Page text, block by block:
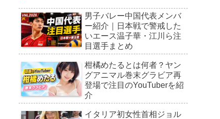
男子バレー中国代表メンバ
ー紹介｜日本戦で警戒した
いエース温子華・江川ら注
目選手まとめ
柑橘めたるとは何者？ヤン
グアニマル巻末グラビア再
登場で注目のYouTuberを紹
介
イタリア初女性首相ジョル